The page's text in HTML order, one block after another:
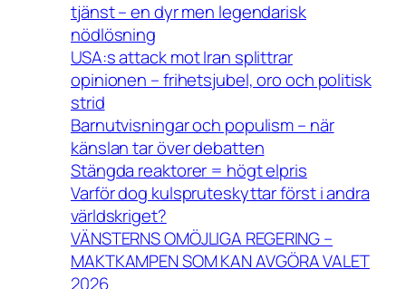
tjänst – en dyr men legendarisk
nödlösning
USA:s attack mot Iran splittrar
opinionen – frihetsjubel, oro och politisk
strid
Barnutvisningar och populism – när
känslan tar över debatten
Stängda reaktorer = högt elpris
Varför dog kulspruteskyttar först i andra
världskriget?
VÄNSTERNS OMÖJLIGA REGERING –
MAKTKAMPEN SOM KAN AVGÖRA VALET
2026